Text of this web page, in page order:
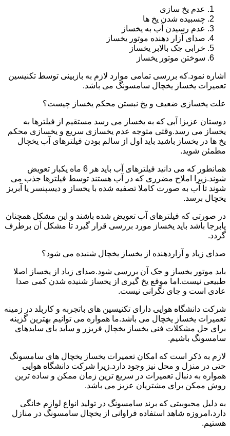
عدم یخ سازی
چسبیده شدن یخ ها
عدم رسیدن آب به یخساز
صدای آزار دهنده موتور یخساز
خرابی جک بالابر یخساز
سوختن موتور یخساز
اشاره نمود.که بررسی تمامی موارد لازم به بازبینی توسط تکنیسین
تعمیرات یخساز یخچال سامسونگ می باشد.
علت یخسازی ضعیف و یخ نبستن محکم یخساز چیست؟
دوستان عزیز! آبی که به یخساز می رسد مستقیم از فیلترها به
یخساز می رسد.وقتی متوجه عدم یخسازی سریع و یخسازی محکم
یخ ها در یخساز باشید باید اول از سالم بودن فیلترهای آب یخچال
مطمئن شوید.
همانطور که می دانید فیلترهای آب باید هر 6 ماه یکبار تعویض
شوند.زیرا املاح مضرری که در آب هستند توسط فیلترها جذب می
شوند تا آب به صورت کاملا تصفیه شده با یخساز و دیسپنسر یا آبریز
یخچال برسد.
در صورتی که فیلترهای آب تعویض شده باشند و این مشکل همچنان
پابرجا باشد باید یخساز مورد بررسی قرار گیرد تا مشکل آن برطرف
گردد.
صدای زیاد و آزاردهنده از یخساز یخچال شنیده می شود؟
باید موتور یخساز و جک آن بررسی شود.صدای زیاد از یخساز اصلا
طبیعی نیست.اما موقع یخ گیری از یخساز شنیده شدن کمی صدا
عادی است و جای نگرانی نیست.
شرکت دانشگاه هوایی دارای تکنیسین های باتجربه و کاربلد در زمینه
تعمیرات یخساز یخچال می باشد.ما همواره می توانیم بهترین گزینه
برای حل مشکلات فنی یخساز یخچال فریزر و ساید بای سایدهای
سامسونگ باشیم.
لازم به ذکر است که امکان تعمیرات یخساز یخچال های سامسونگ
حتی در منزل و محل نیز وجود دارد.زیرا شرکت دانشگاه هوایی
همواره به دنبال تعمیرات در سریع ترین زمان ممکن و ساده ترین
روش ممکن برای مشتریان عزیز می باشد.
به دلیل محبوبیتی که برند سامسونگ در تولید انواع لوازم خانگی
دارد،امروزه شاهد استفاده فراوانی از یخچال سامسونگ در منازل
هستیم.